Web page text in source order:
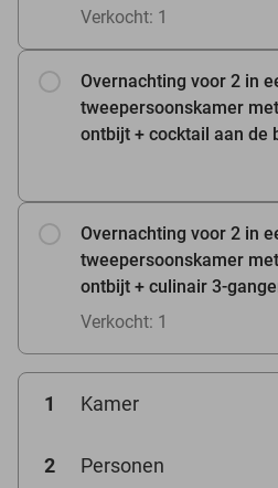
Verkocht: 1
Overnachting voor 2 in
tweepersoonskamer
ontbijt + cocktail aan de
Overnachting voor 2 in
tweepersoonskamer
ontbijt + culinair 3-
Verkocht: 1
1 Kamer
2 Personen